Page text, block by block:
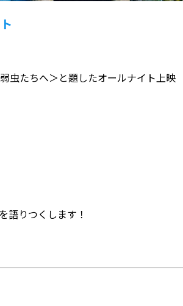
たちへ＞と題したオールナイト上映
語りつくします！